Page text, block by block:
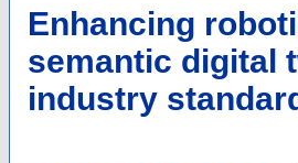
Enhancing
semantic digital
industry